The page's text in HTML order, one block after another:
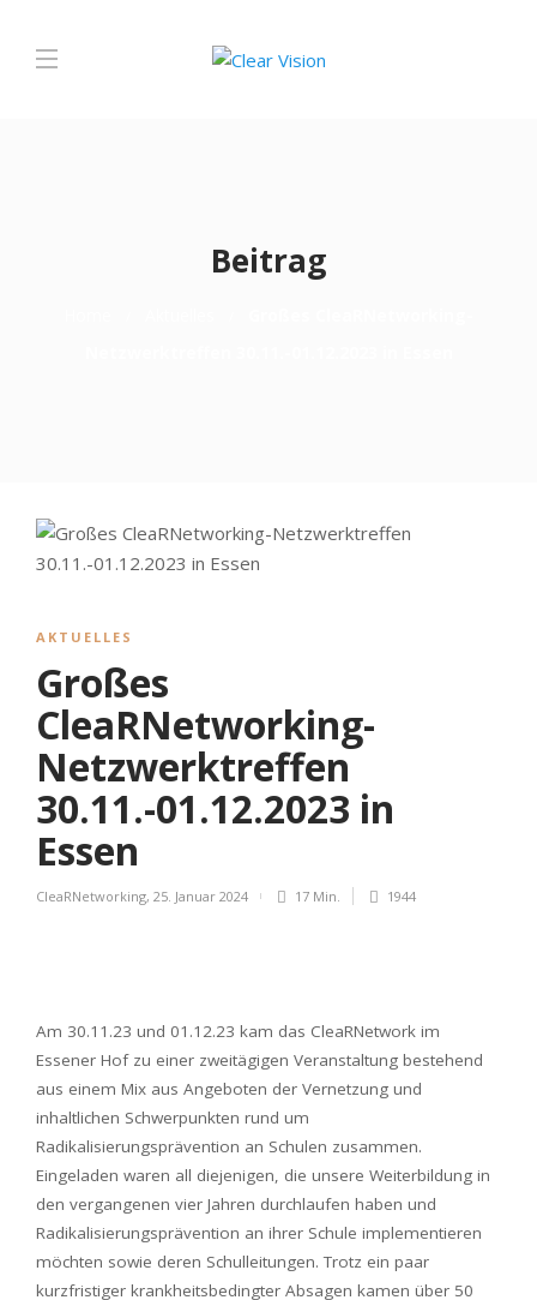
Beitrag
AKTUELLES
Großes
CleaRNetworking-
Netzwerktreffen
30.11.-01.12.2023 in
Essen
CleaRNetworking, 25. Januar 2024 17 Min. 1944
Am 30.11.23 und 01.12.23 kam das CleaRNetwork im
Essener Hof zu einer zweitägigen Veranstaltung bestehend
aus einem Mix aus Angeboten der Vernetzung und
inhaltlichen Schwerpunkten rund um
Radikalisierungsprävention an Schulen zusammen.
Eingeladen waren all diejenigen, die unsere Weiterbildung in
den vergangenen vier Jahren durchlaufen haben und
Radikalisierungsprävention an ihrer Schule implementieren
möchten sowie deren Schulleitungen. Trotz ein paar
kurzfristiger krankheitsbedingter Absagen kamen über 50